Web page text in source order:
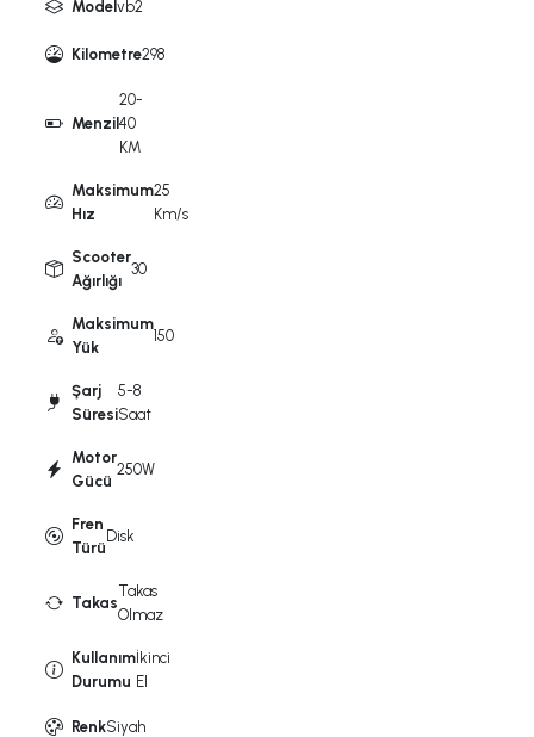
Model vb2
Kilometre298
Menzil
20-
40
KM
Maksimum
Hız
25
Km/s
Scooter
Ağırlığı
30
Maksimum
Yük
150
Şarj
Süresi
5-8
Saat
Motor
Gücü
250W
Fren
Türü
Disk
Takas
Takas
Olmaz
Kullanım
Durumu
İkinci
El
RenkSiyah